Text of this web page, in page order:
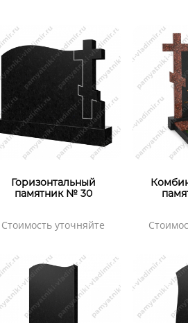
Горизонтальный
памятник № 30
Стоимость уточняйте